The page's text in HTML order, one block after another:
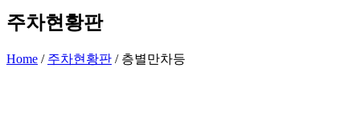
주차현황판
Home / 주차현황판 / 층별만차등